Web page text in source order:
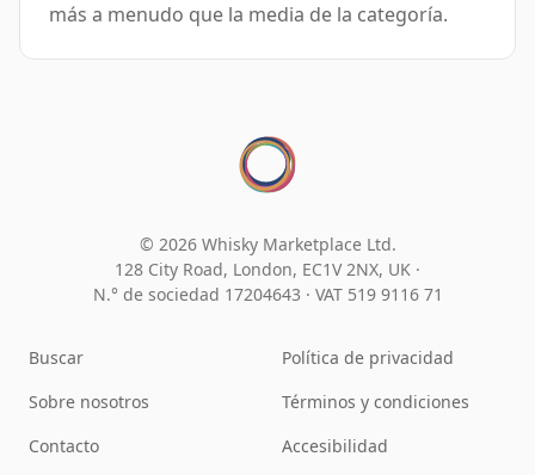
más a menudo que la media de la categoría.
© 2026 Whisky Marketplace Ltd.
128 City Road, London, EC1V 2NX, UK ·
N.° de sociedad 17204643 · VAT 519 9116 71
Buscar
Sobre nosotros
Contacto
Política de privacidad
Términos y condiciones
Accesibilidad